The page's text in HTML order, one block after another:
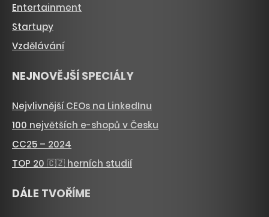
Entertainment
Startupy
Vzdělávání
NEJNOVĚJŠÍ SPECIÁLY
Nejvlivnější CEOs na LinkedInu
100 největších e-shopů v Česku
CC25 – 2024
TOP 20 🇨🇿 herních studií
DÁLE TVOŘÍME